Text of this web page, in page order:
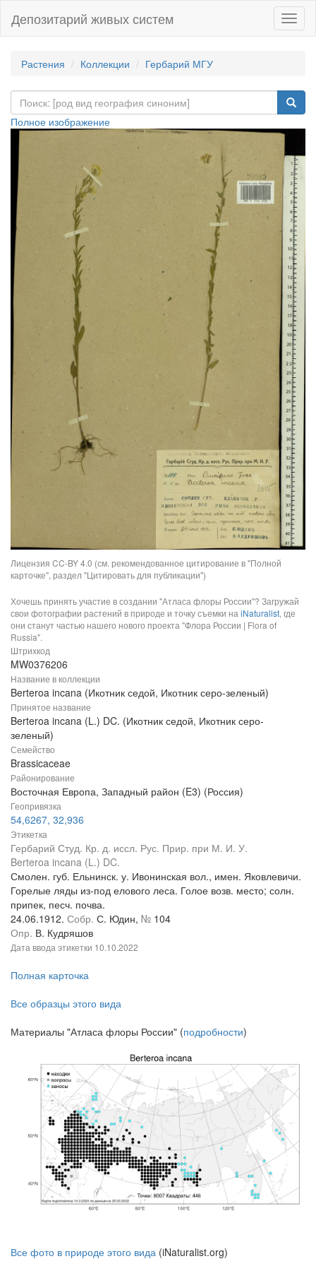
Депозитарий живых систем
Растения Коллекции Гербарий МГУ
Полное изображение
Лицензия CC-BY 4.0 (см. рекомендованное цитирование в "Полной
карточке", раздел "Цитировать для публикации")
Хочешь принять участие в создании "Атласа флоры России"? Загружай
свои фотографии растений в природе и точку съемки на iNaturalist, где
они станут частью нашего нового проекта "Флора России | Flora of
Russia".
Штрихкод
MW0376206
Название в коллекции
Berteroa incana (Икотник седой, Икотник серо-зеленый)
Принятое название
Berteroa incana (L.) DC. (Икотник седой, Икотник серо-
зеленый)
Семейство
Brassicaceae
Районирование
Восточная Европа, Западный район (E3) (Россия)
Геопривязка
54,6267, 32,936
Этикетка
Гербарий Студ. Кр. д. иссл. Рус. Прир. при М. И. У.
Berteroa incana (L.) DC.
Смолен. губ. Ельнинск. у. Ивонинская вол., имен. Яковлевичи.
Горелые ляды из-под елового леса. Голое возв. место; солн.
припек, песч. почва.
24.06.1912. Собр. С. Юдин, № 104
Опр. В. Кудряшов
Дата ввода этикетки 10.10.2022
Полная карточка
Все образцы этого вида
Материалы "Атласа флоры России" (подробности)
Все фото в природе этого вида (iNaturalist.org)